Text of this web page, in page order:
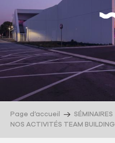
Page d’accueil
SÉMINAIRES
NOS ACTIVITÉS TEAM BUILDING